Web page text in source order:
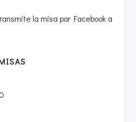
la misa por Facebook a